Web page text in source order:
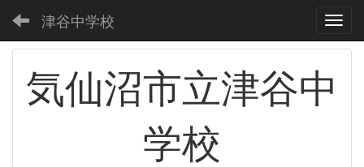
津谷中学校
気仙沼市立津谷中
学校